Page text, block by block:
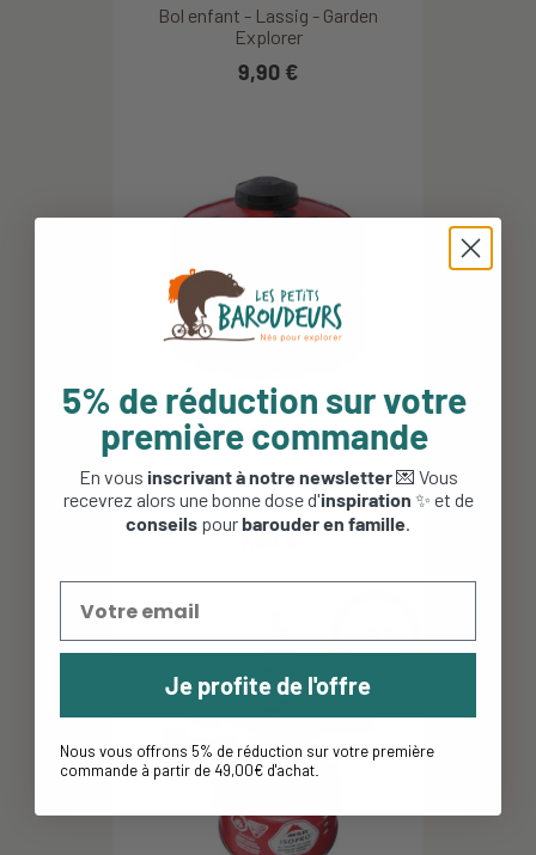
Bol enfant - Lassig - Garden
Explorer
9,90 €
Cartouche de gaz Isopro 227g -
MSR
7,60 €
5% de réduction sur votre
première commande
En vous inscrivant à notre newsletter💌 Vous
recevrez alors une bonne dose d'inspiration ✨ et de
conseils pourbarouder en famille.
Je profite de l'offre
Nous vous offrons 5% de réduction sur votre première
commande à partir de 49,00€ d'achat.